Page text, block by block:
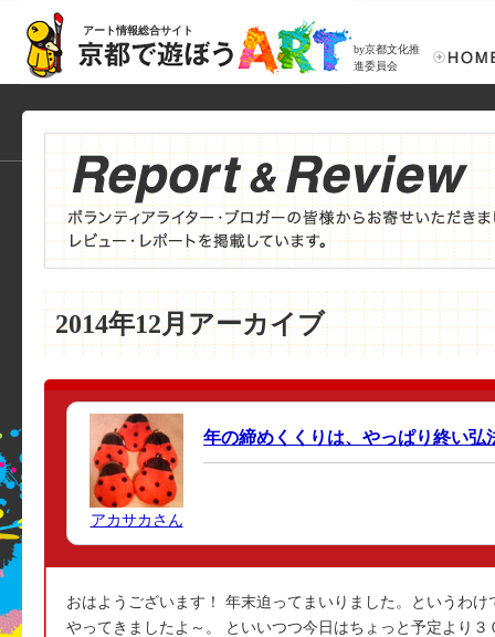
アート情報総合サイト
by京都文化推
進委員会
2014年12月アーカイブ
アカサカさん
年の締めくくりは、やっぱり終い弘
おはようございます！ 年末迫ってまいりました。というわ
やってきましたよ～。 といいつつ今日はちょっと予定より